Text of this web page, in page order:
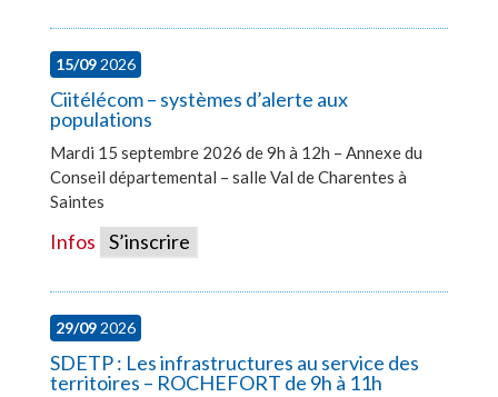
15/092026
Ciitélécom – systèmes d’alerte aux
populations
Mardi 15 septembre 2026 de 9h à 12h – Annexe du
Conseil départemental – salle Val de Charentes à
Saintes
Infos S’inscrire
29/092026
SDETP : Les infrastructures au service des
territoires – ROCHEFORT de 9h à 11h